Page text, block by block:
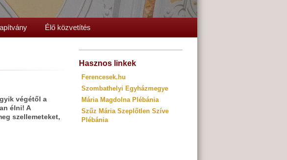
Élő közvetítés
végétől a
élni! A
szellemeteket,
Hasznos linkek
Ferencesek.hu
Szombathelyi Egyházmegye
Mária Magdolna Plébánia
Szűz Mária Szeplőtlen Szíve
Plébánia